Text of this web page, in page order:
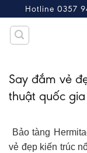
content
Hotline 0357
Say đắm vẻ
thuật quốc
Bảo tàng
vẻ đẹp kiến trúc